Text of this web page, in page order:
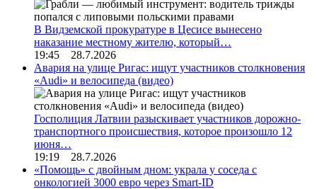
В Видземской прокуратуре в Цесисе вынесено
наказание местному жителю, который…
19:45 28.7.2026
Авария на улице Ригас: ищут участников столкновения
«Audi» и велосипеда (видео)
Госполиция Латвии разыскивает участников дорожно-
транспортного происшествия, которое произошло 12
июня…
19:19 28.7.2026
«Помощь» с двойным дном: украла у соседа с
онкологией 3000 евро через Smart-ID